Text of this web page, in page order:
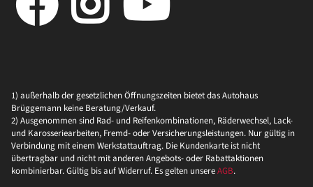
1) außerhalb der gesetzlichen Öffnungszeiten bietet das Autohaus
Brüggemann keine Beratung/Verkauf.
2) Ausgenommen sind Rad- und Reifenkombinationen, Räderwechsel, Lack-
und Karosseriearbeiten, Fremd- oder Versicherungsleistungen. Nur gültig in
Verbindung mit einem Werkstattauftrag. Die Kundenkarte ist nicht
übertragbar und nicht mit anderen Angebots- oder Rabattaktionen
kombinierbar. Gültig bis auf Widerruf. Es gelten unsereAGB.